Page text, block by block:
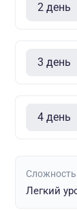
2 день
3 день
4 день
Сложность
Легкий